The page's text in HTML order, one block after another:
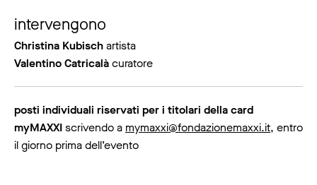
intervengono
Christina Kubischartista
Valentino Catricalàcuratore
posti individuali riservati per i titolari della card
myMAXXIscrivendo a mymaxxi@fondazionemaxxi.it, entro
il giorno prima dell’evento